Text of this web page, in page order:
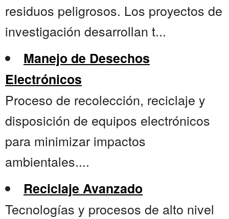
residuos peligrosos. Los proyectos de
investigación desarrollan t...
Manejo de Desechos
Electrónicos
Proceso de recolección, reciclaje y
disposición de equipos electrónicos
para minimizar impactos
ambientales....
Reciclaje Avanzado
Tecnologías y procesos de alto nivel